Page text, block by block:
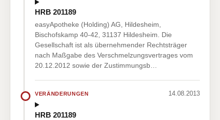
HRB 201189
easyApotheke (Holding) AG, Hildesheim,
Bischofskamp 40-42, 31137 Hildesheim. Die
Gesellschaft ist als übernehmender Rechtsträger
nach Maßgabe des Verschmelzungsvertrages vom
20.12.2012 sowie der Zustimmungsb…
VERÄNDERUNGEN 14.08.2013
HRB 201189